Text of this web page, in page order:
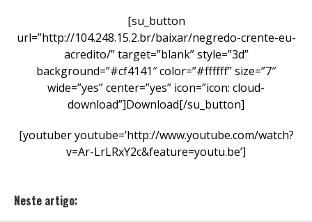
[su_button
url=”http://104.248.15.2.br/baixar/negredo-crente-eu-
acredito/” target=”blank” style=”3d”
background=”#cf4141″ color=”#ffffff” size=”7″
wide=”yes” center=”yes” icon=”icon: cloud-
download”]Download[/su_button]
[youtuber youtube=’http://www.youtube.com/watch?
v=Ar-LrLRxY2c&feature=youtu.be’]
Neste artigo: